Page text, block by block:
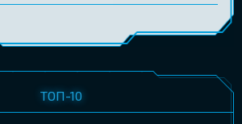
ТОП-10